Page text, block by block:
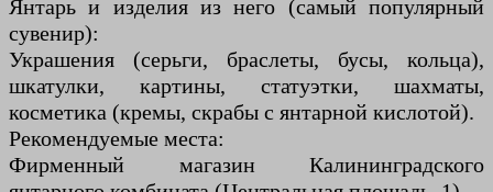
Янтарь и изделия из него (самый популярный
сувенир):
Украшения (серьги, браслеты, бусы, кольца),
шкатулки, картины, статуэтки, шахматы,
косметика (кремы, скрабы с янтарной кислотой).
Рекомендуемые места:
Фирменный магазин Калининградского